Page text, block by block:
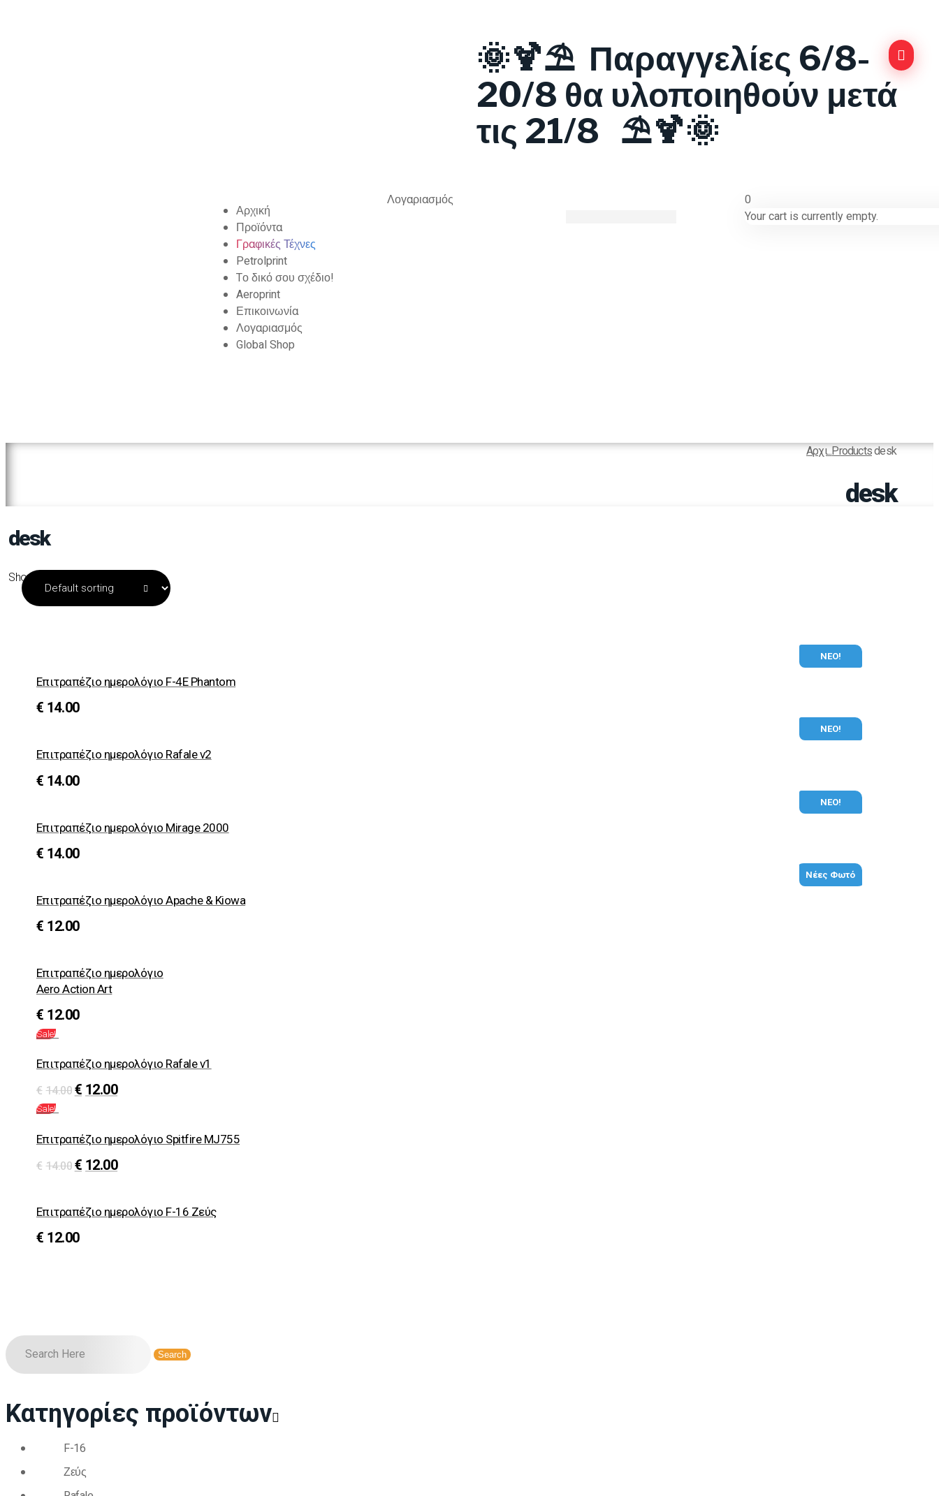
🌞🍹⛱️ Παραγγελίες 6/8-
20/8 θα υλοποιηθούν μετά
τις 21/8 ⛱️🍹🌞
Αρχική
Προϊόντα
Γραφικές Τέχνες
Petrolprint
Tο δικό σου σχέδιο!
Aeroprint
Επικοινωνία
Λογαριασμός
Global Shop
Λογαριασμός 0
Your cart is currently empty.
Αρχι... Productsdesk
desk
desk
Showing all 8 results
ΝΕΟ!
Επιτραπέζιο ημερολόγιο F-4E Phantom
€ 14.00
ΝΕΟ!
Επιτραπέζιο ημερολόγιο Rafale v2
€ 14.00
ΝΕΟ!
Επιτραπέζιο ημερολόγιο Μirage 2000
€ 14.00
Νέες Φωτό
Επιτραπέζιο ημερολόγιο Apache & Kiowa
€ 12.00
Επιτραπέζιο ημερολόγιο
Aero Action Art
€ 12.00
Sale!
Επιτραπέζιο ημερολόγιο Rafale v1
€ 14.00€12.00
Sale!
Επιτραπέζιο ημερολόγιο Spitfire MJ755
€ 14.00€ 12.00
Επιτραπέζιο ημερολόγιο F-16 Ζεύς
€ 12.00
Κατηγορίες προϊόντων
F-16
Ζεύς